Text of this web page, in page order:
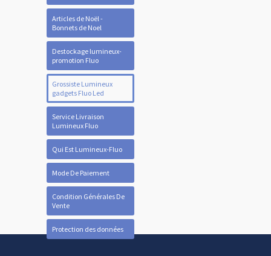
Articles de Noël -
Bonnets de Noel
Destockage lumineux-
promotion Fluo
Grossiste Lumineux
gadgets Fluo Led
Service Livraison
Lumineux Fluo
Qui Est Lumineux-Fluo
Mode De Paiement
Condition Générales De
Vente
Protection des données